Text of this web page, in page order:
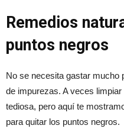
Remedios
puntos negros
No se necesita gastar mucho
de impurezas. A veces
tediosa, pero aquí te
para quitar los puntos negros.